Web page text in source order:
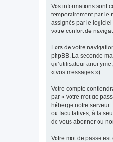
Vos informations sont
temporairement par le
assignés par le logiciel
votre confort de
Lors de votre
phpBB. La seconde
qu’utilisateur
« vos messages »).
Votre compte
par « votre mot de
héberge notre serveur.
ou facultatives, à la
de vous abonner ou
Votre mot de passe